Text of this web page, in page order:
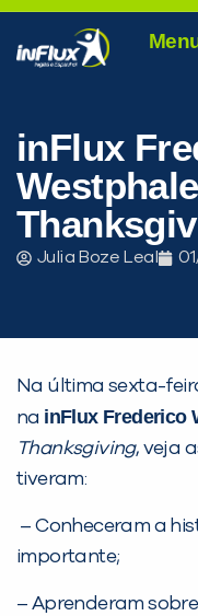
inFlux
Julia Boze Leal
Na última sexta-
na inFlux Frederico
Thanksgiving, veja
tiveram:
– Conheceram a
importante;
– Aprenderam